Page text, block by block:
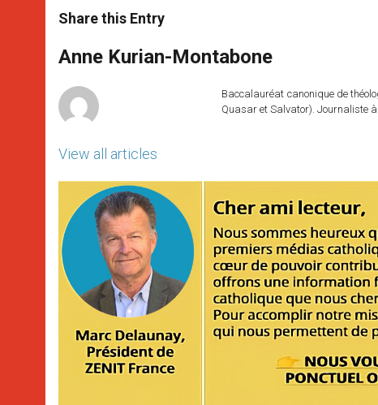
t
s
p
p
s
e
g
e
e
b
o
k
r
Share this Entry
Anne Kurian-Montabone
View all articles
Baccalauréat canonique de
Quasar et Salvator). Journaliste